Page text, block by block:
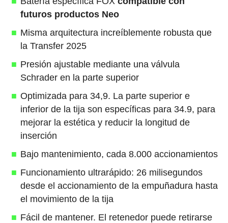
futuros productos Neo
Misma arquitectura increíblemente robusta que
la Transfer 2025
Presión ajustable mediante una válvula
Schrader en la parte superior
Optimizada para 34,9. La parte superior e
inferior de la tija son específicas para 34.9, para
mejorar la estética y reducir la longitud de
inserción
Bajo mantenimiento, cada 8.000 accionamientos
Funcionamiento ultrarápido: 26 milisegundos
desde el accionamiento de la empuñadura hasta
el movimiento de la tija
Fácil de mantener. El retenedor puede retirarse